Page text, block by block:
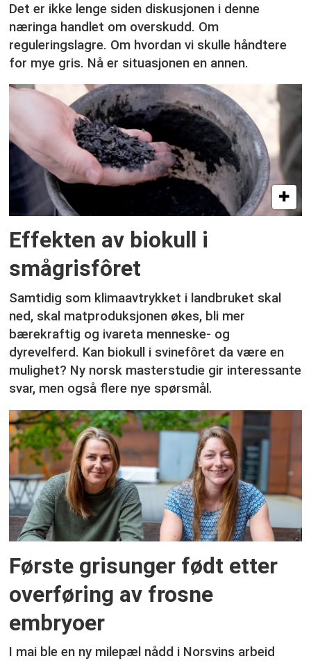
Det er ikke lenge siden diskusjonen i denne
næringa handlet om overskudd. Om
reguleringslagre. Om hvordan vi skulle håndtere
for mye gris. Nå er situasjonen en annen.
Effekten av biokull i
smågrisfôret
Samtidig som klimaavtrykket i landbruket skal
ned, skal matproduksjonen økes, bli mer
bærekraftig og ivareta menneske- og
dyrevelferd. Kan biokull i svinefôret da være en
mulighet? Ny norsk masterstudie gir interessante
svar, men også flere nye spørsmål.
Første grisunger født etter
overføring av frosne
embryoer
I mai ble en ny milepæl nådd i Norsvins arbeid